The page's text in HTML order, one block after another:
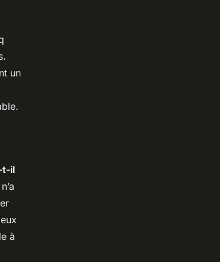
un
t-il
à